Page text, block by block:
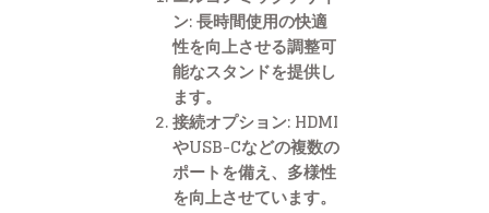
ン: 長時間使用の快適
性を向上させる調整可
能なスタンドを提供し
ます。
接続オプション: HDMI
やUSB-Cなどの複数の
ポートを備え、多様性
を向上させています。